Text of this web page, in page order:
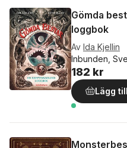
Gömda
loggbok
Av Ida Kjellin
Inbunden,
182 kr
Lägg till